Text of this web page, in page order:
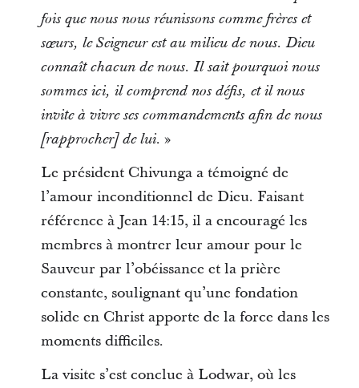
fois que nous nous réunissons comme frères et
sœurs, le Seigneur est au milieu de nous. Dieu
connaît chacun de nous. Il sait pourquoi nous
sommes ici, il comprend nos défis, et il nous
invite à vivre ses commandements afin de nous
[rapprocher]de lui. »
Le président Chivunga a témoigné de
l’amour inconditionnel de Dieu. Faisant
référence à Jean 14:15, il a encouragé les
membres à montrer leur amour pour le
Sauveur par l’obéissance et la prière
constante, soulignant qu’une fondation
solide en Christ apporte de la force dans les
moments difficiles.
La visite s’est conclue à Lodwar, où les